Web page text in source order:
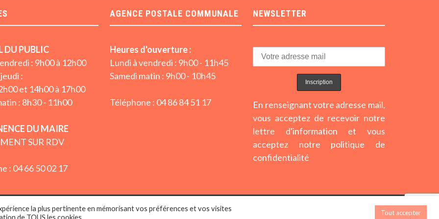
DU PUBLIC
: 9h00 à 12h00
:
et 14h00 à 17h00
: 8h30 - 11h00
DU MAIRE
SUR RDV
: 04 66 50 02 17
AGENCE POSTALE COMMUNALE
Heures d'ouverture :
Lundi à vendredi : 9h00 - 11h45
Samedi matin : 9h00 - 10h45
Téléphone : 04 86 84 51 17
NEWSLETTER
En renseignant votre adresse mail,
vous acceptez de recevoir notre
lettre d'information et vous
acceptez notre politique de
confidentialité
la-Coste (Gard 30) - WordPress Theme : By
Mentions légales
la plus pertinente en mémorisant vos préférences et vos visites
de TOUS les cookies.
Tout accepter